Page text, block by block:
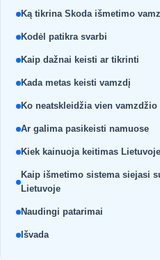
Ką tikrina Skoda išmetimo
Kodėl patikra svarbi
Kaip dažnai keisti ar tikrinti
Kada metas keisti vamzdį
Ko neatskleidžia vien vamzdžio
Ar galima pasikeisti namuose
Kiek kainuoja keitimas Lietuvoje
Kaip išmetimo sistema siejasi
Lietuvoje
Naudingi patarimai
Išvada